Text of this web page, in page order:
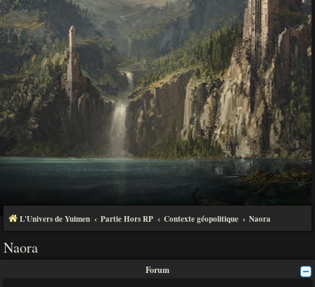
L'Univers de Yuimen Partie Hors RP Contexte géopolitique Naora
Naora
Forum